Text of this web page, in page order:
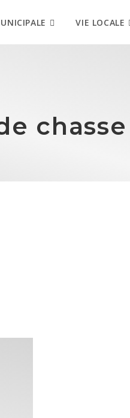
VIE LOCALE
chasse